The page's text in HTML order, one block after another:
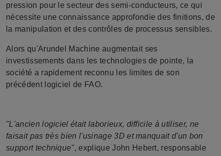
pression pour le secteur des semi-conducteurs, ce qui
nécessite une connaissance approfondie des finitions, de
la manipulation et des contrôles de processus sensibles.
Alors qu'Arundel Machine augmentait ses
investissements dans les technologies de pointe, la
société a rapidement reconnu les limites de son
précédent logiciel de FAO.
"L'ancien logiciel était laborieux, difficile à utiliser, ne
faisait pas très bien l'usinage 3D et manquait d'un bon
support technique", explique John Hebert, responsable